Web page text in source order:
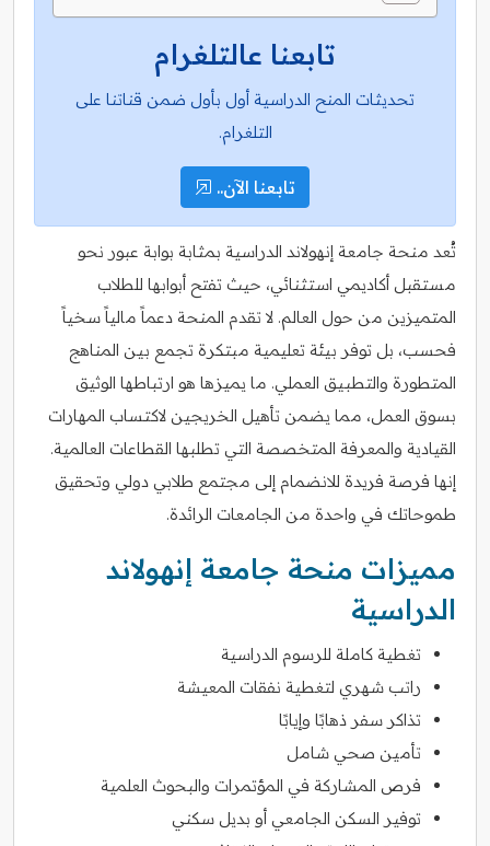
تابعنا عالتلغرام
تحديثات المنح الدراسية أول بأول ضمن قناتنا على
التلغرام.
تابعنا الآن..
تُعد منحة جامعة إنهولاند الدراسية بمثابة بوابة عبور نحو
مستقبل أكاديمي استثنائي، حيث تفتح أبوابها للطلاب
المتميزين من حول العالم. لا تقدم المنحة دعماً مالياً سخياً
فحسب، بل توفر بيئة تعليمية مبتكرة تجمع بين المناهج
المتطورة والتطبيق العملي. ما يميزها هو ارتباطها الوثيق
بسوق العمل، مما يضمن تأهيل الخريجين لاكتساب المهارات
القيادية والمعرفة المتخصصة التي تطلبها القطاعات العالمية.
إنها فرصة فريدة للانضمام إلى مجتمع طلابي دولي وتحقيق
طموحاتك في واحدة من الجامعات الرائدة.
مميزات منحة جامعة إنهولاند
الدراسية
تغطية كاملة للرسوم الدراسية
راتب شهري لتغطية نفقات المعيشة
تذاكر سفر ذهابًا وإيابًا
تأمين صحي شامل
فرص المشاركة في المؤتمرات والبحوث العلمية
توفير السكن الجامعي أو بديل سكني